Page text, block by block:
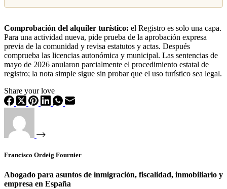
Comprobación del alquiler turístico: el Registro es solo una capa.
Para una actividad nueva, pide prueba de la aprobación expresa
previa de la comunidad y revisa estatutos y actas. Después
comprueba las licencias autonómica y municipal. Las sentencias de
mayo de 2026 anularon parcialmente el procedimiento estatal de
registro; la nota simple sigue sin probar que el uso turístico sea legal.
Share your love
Francisco Ordeig Fournier
Abogado para asuntos de inmigración, fiscalidad, inmobiliario y
empresa en España